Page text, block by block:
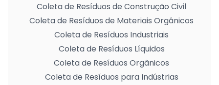
Coleta de Resíduos de Construção Civil
Coleta de Resíduos de Materiais Orgânicos
Coleta de Resíduos Industriais
Coleta de Resíduos Líquidos
Coleta de Resíduos Orgânicos
Coleta de Resíduos para Indústrias